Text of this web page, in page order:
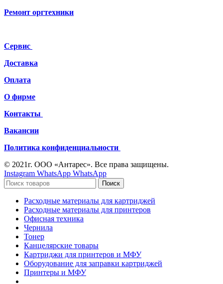
Ремонт оргтехники
Сервис
Доставка
Оплата
О фирме
Контакты
Вакансии
Политика конфиденциальности
© 2021г. ООО «Антарес». Все права защищены.
Instagram WhatsApp WhatsApp
Поиск
Расходные материалы для картриджей
Расходные материалы для принтеров
Офисная техника
Чернила
Тонер
Канцелярские товары
Картриджи для принтеров и МФУ
Оборудование для заправки картриджей
Принтеры и МФУ